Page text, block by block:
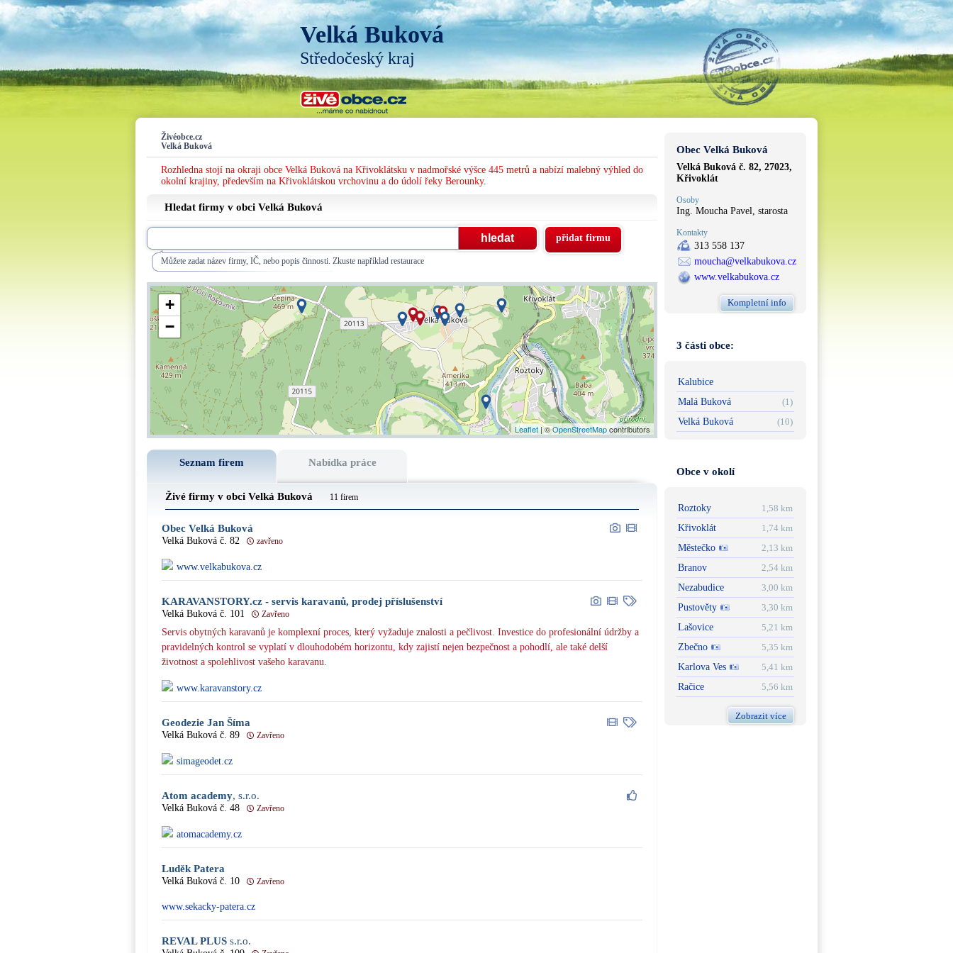
Velká Buková
Středočeský kraj
Živéobce.cz
Velká Buková
Rozhledna stojí na okraji obce Velká Buková na Křivoklátsku v nadmořské výšce 445 metrů a nabízí malebný výhled do
okolní krajiny, především na Křivoklátskou vrchovinu a do údolí řeky Berounky.
Hledat firmy v obci Velká Buková
Můžete zadat název firmy, IČ, nebo popis činnosti. Zkuste například restaurace
přidat firmu
+
−
Leaflet | ©OpenStreetMapcontributors
Seznam firem Nabídka práce
Živé firmy v obci Velká Buková 11 firem
Obec Velká Buková
Velká Buková č. 82 zavřeno
www.velkabukova.cz
KARAVANSTORY.cz - servis karavanů, prodej příslušenství
Velká Buková č. 101 Zavřeno
Servis obytných karavanů je komplexní proces, který vyžaduje znalosti a pečlivost. Investice do profesionální údržby a
pravidelných kontrol se vyplatí v dlouhodobém horizontu, kdy zajistí nejen bezpečnost a pohodlí, ale také delší
životnost a spolehlivost vašeho karavanu.
www.karavanstory.cz
Geodezie Jan Šíma
Velká Buková č. 89 Zavřeno
simageodet.cz
Atom academy, s.r.o.
Velká Buková č. 48 Zavřeno
atomacademy.cz
Luděk Patera
Velká Buková č. 10 Zavřeno
www.sekacky-patera.cz
REVAL PLUS s.r.o.
Obec Velká Buková
Velká Buková č. 82, 27023,
Křivoklát
Osoby
Ing. Moucha Pavel, starosta
Kontakty
313 558 137
moucha@velkabukova.cz
www.velkabukova.cz
Kompletní info
3 části obce:
Kalubice
Malá Buková
(1)
Velká Buková
(10)
Obce v okolí
Roztoky
1,58 km
Křivoklát
1,74 km
Městečko
2,13 km
Branov
2,54 km
Nezabudice
3,00 km
Pustověty
3,30 km
Lašovice
5,21 km
Zbečno
5,35 km
Karlova Ves
5,41 km
Račice
5,56 km
Zobrazit více